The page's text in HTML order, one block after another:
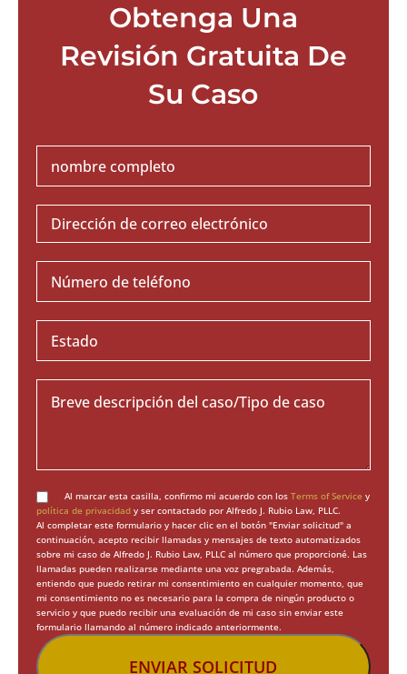
Obtenga Una
Revisión Gratuita De
Su Caso
Al marcar esta casilla, confirmo mi acuerdo con los Terms of Service y
política de privacidad y ser contactado por Alfredo J. Rubio Law, PLLC.
Al completar este formulario y hacer clic en el botón "Enviar solicitud" a
continuación, acepto recibir llamadas y mensajes de texto automatizados
sobre mi caso de Alfredo J. Rubio Law, PLLC al número que proporcioné. Las
llamadas pueden realizarse mediante una voz pregrabada. Además,
entiendo que puedo retirar mi consentimiento en cualquier momento, que
mi consentimiento no es necesario para la compra de ningún producto o
servicio y que puedo recibir una evaluación de mi caso sin enviar este
formulario llamando al número indicado anteriormente.